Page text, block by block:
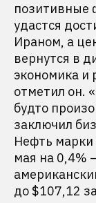
позитивные
удастся
Ираном, а
вернутся в
экономика и
отметил он.
будто
заключил
Нефть марки
мая на 0,4%
до $107,12